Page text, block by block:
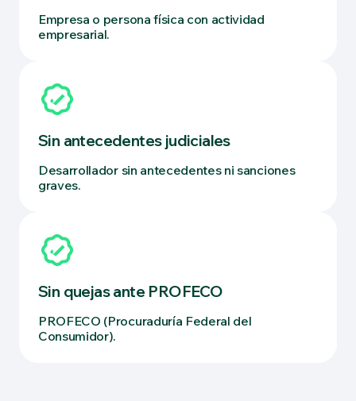
Empresa o persona física con actividad
empresarial.
Sin antecedentes judiciales
Desarrollador sin antecedentes ni sanciones
graves.
Sin quejas ante PROFECO
PROFECO (Procuraduría Federal del
Consumidor).